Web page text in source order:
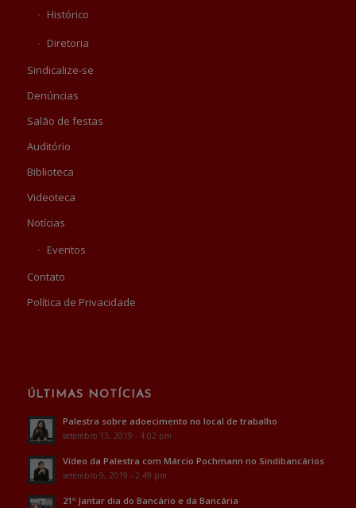
Histórico
Diretoria
Sindicalize-se
Denúncias
Salão de festas
Auditório
Biblioteca
Videoteca
Notícias
Eventos
Contato
Política de Privacidade
ÚLTIMAS NOTÍCIAS
Palestra sobre adoecimento no local de trabalho
setembro 13, 2019 - 4:02 pm
Vídeo da Palestra com Márcio Pochmann no Sindibancários
setembro 9, 2019 - 2:49 pm
21º Jantar dia do Bancário e da Bancária